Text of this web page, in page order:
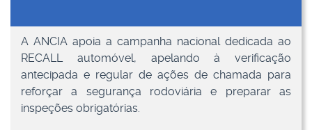
A ANCIA apoia a campanha nacional dedicada ao
RECALL automóvel, apelando à verificação
antecipada e regular de ações de chamada para
reforçar a segurança rodoviária e preparar as
inspeções obrigatórias.